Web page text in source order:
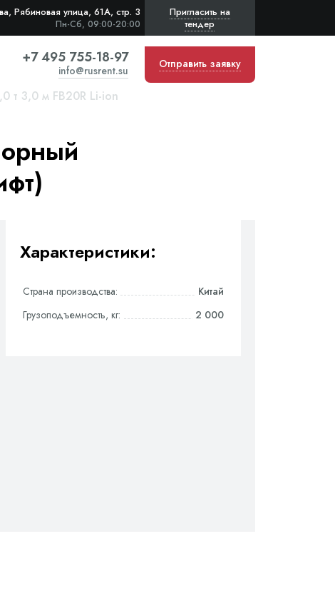
Рябиновая улица, 61А, стр. 3
Пн-Сб, 09:00-20:00
Пригласить на
тендер
+7 495 755-18-97
info@rusrent.su Отправить заявку
т 3,0 м FB20R Li-ion
Характеристики:
Страна производства:
Китай
Грузоподъемность, кг:
2 000